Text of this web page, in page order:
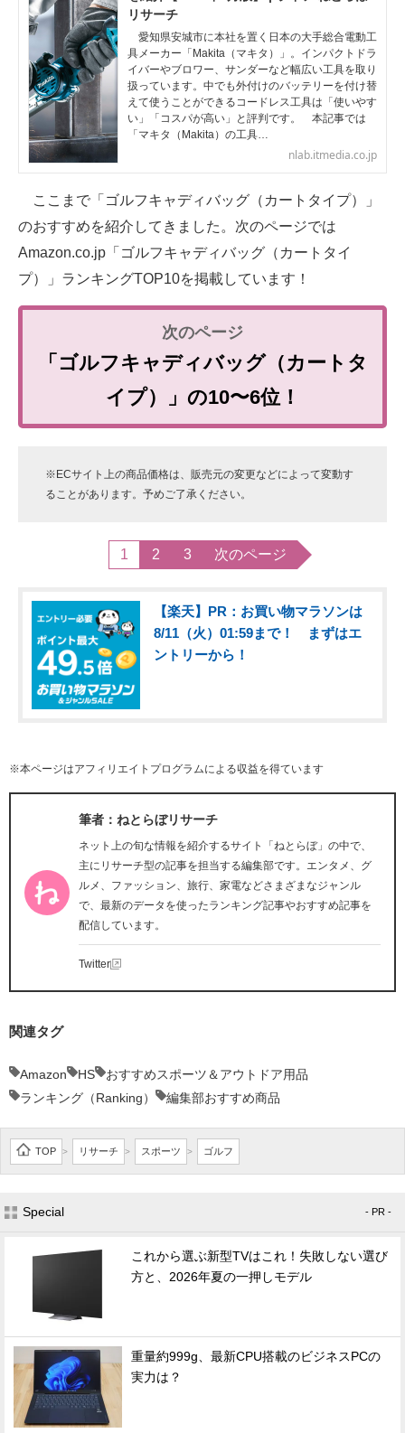
リサーチ
愛知県安城市に本社を置く日本の大手総合電動工
具メーカー「Makita（マキタ）」。インパクトドラ
イバーやブロワー、サンダーなど幅広い工具を取り
扱っています。中でも外付けのバッテリーを付け替
えて使うことができるコードレス工具は「使いやす
い」「コスパが高い」と評判です。 本記事では
「マキタ（Makita）の工具…
nlab.itmedia.co.jp
ここまで「ゴルフキャディバッグ（カートタイプ）」
のおすすめを紹介してきました。次のページでは
Amazon.co.jp「ゴルフキャディバッグ（カートタイ
プ）」ランキングTOP10を掲載しています！
「ゴルフキャディバッグ（カートタ
イプ）」の10〜6位！
※ECサイト上の商品価格は、販売元の変更などによって変動す
ることがあります。予めご了承ください。
1 2 3 次のページ
【楽天】PR：お買い物マラソンは
8/11（火）01:59まで！ まずはエ
ントリーから！
※本ページはアフィリエイトプログラムによる収益を得ています
筆者：ねとらぼリサーチ
ネット上の旬な情報を紹介するサイト「ねとらぼ」の中で、
主にリサーチ型の記事を担当する編集部です。エンタメ、グ
ルメ、ファッション、旅行、家電などさまざまなジャンル
で、最新のデータを使ったランキング記事やおすすめ記事を
配信しています。
Twitter
関連タグ
Amazon HS
おすすめスポーツ＆アウトドア用品
ランキング（Ranking）
編集部おすすめ商品
TOP > リサーチ > スポーツ > ゴルフ
Special - PR -
これから選ぶ新型TVはこれ！失敗しない選び
方と、2026年夏の一押しモデル
重量約999g、最新CPU搭載のビジネスPCの
実力は？